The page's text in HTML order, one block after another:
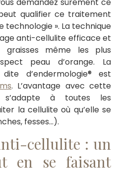
qualifier ce traitement
technologie ». La technique
anti-cellulite efficace et
même les plus
peau d’orange. La
d’endermologie® est
. L’avantage avec cette
s’adapte à toutes les
la cellulite où qu’elle se
fesses…).
cellulite : un
en se faisant